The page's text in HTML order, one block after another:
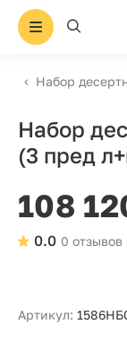
Набор
Набор
(3 пред
108
0 отзывов
0.0
Артикул: